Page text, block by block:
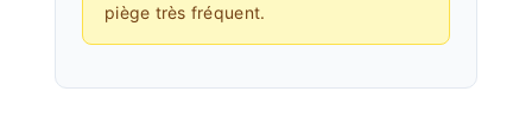
piège très fréquent.